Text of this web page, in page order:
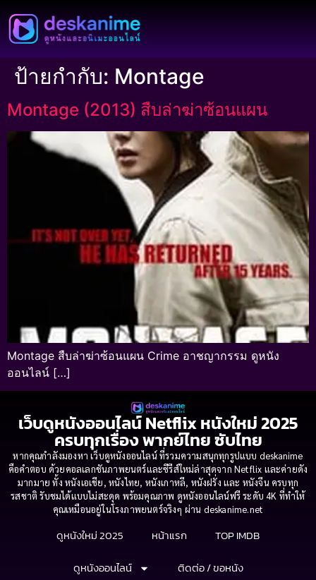
ป้ายกำกับ: Montage
Montage (2013) สืบล่าฆ่าซ้อนแผน
Montage สืบล่าฆ่าซ้อนแผน Crime อาชญากรรม ดูหนัง
ออนไลน์ […]
เว็บดูหนังออนไลน์ Netflix หนังใหม่ 2025
ครบทุกเรื่อง พากย์ไทย ซับไทย
หากคุณกำลังมองหา เว็บดูหนังออนไลน์ ที่รวมความสนุกทุกรูปแบบ deskanime
คือคำตอบ ด้วยคอลเลกชันภาพยนตร์และซีรีส์ใหม่ล่าสุดจาก Netflix และค่ายดัง
มากมาย ทั้ง หนังเอเชีย, หนังไทย, หนังเกาหลี, หนังฝรั่ง และ หนังจีน ครบทุก
รสชาติ รับชมได้แบบไม่สะดุด พร้อมคุณภาพ ดูหนังออนไลน์ฟรี ระดับ 4K ที่ทำให้
คุณเหมือนอยู่ในโรงภาพยนตร์จริงๆ ผ่าน deskanime.net
ดูหนังใหม่ 2025 หน้าแรก
TOP IMDB
ดูหนังออนไลน์
ติดต่อ / ขอหนัง